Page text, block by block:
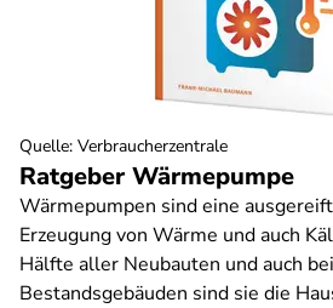
Ratgeber Wärmepumpe
Wärmepumpen sind eine
Erzeugung von Wärme und auch
Hälfte aller Neubauten und auch
Bestandsgebäuden sind sie die
Quelle: Verbraucherzentrale